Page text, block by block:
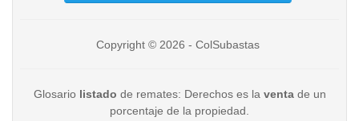
Copyright © 2026 - ColSubastas
Glosario listado de remates: Derechos es la ventade un
porcentaje de la propiedad.